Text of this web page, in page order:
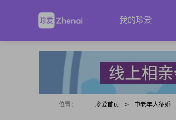
我的珍爱
位置： 珍爱首页 > 中老年人征婚